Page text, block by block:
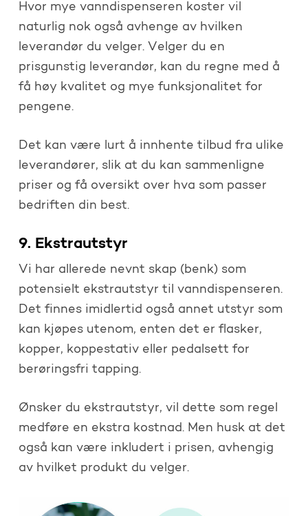
Hvor mye vanndispenseren koster vil
naturlig nok også avhenge av hvilken
leverandør du velger. Velger du en
prisgunstig leverandør, kan du regne med å
få høy kvalitet og mye funksjonalitet for
pengene.
Det kan være lurt å innhente tilbud fra ulike
leverandører, slik at du kan sammenligne
priser og få oversikt over hva som passer
bedriften din best.
9. Ekstrautstyr
Vi har allerede nevnt skap (benk) som
potensielt ekstrautstyr til vanndispenseren.
Det finnes imidlertid også annet utstyr som
kan kjøpes utenom, enten det er flasker,
kopper, koppestativ eller pedalsett for
berøringsfri tapping.
Ønsker du ekstrautstyr, vil dette som regel
medføre en ekstra kostnad. Men husk at det
også kan være inkludert i prisen, avhengig
av hvilket produkt du velger.